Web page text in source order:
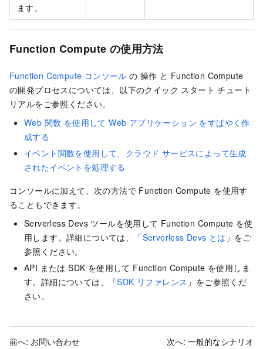
ます。
Function Compute の使用方法
Function Compute コンソール の 操作 と Function Compute
の開発プロセスについては、以下のクイック スタート チュート
リアルをご参照ください。
Web 関数 を使用して Web アプリケーション をすばやく作
成する
イベント関数を使用して、クラウド サービスによって生成
されたイベントを処理する
コンソールに加えて、次の方法で Function Compute を使用す
ることもできます。
Serverless Devs ツールを使用して Function Compute を使
用します。詳細については、「Serverless Devs とは 」をご
参照ください。
API またはSDK を使用して Function Compute を使用しま
す。詳細については、「SDK リファレンス 」をご参照くだ
さい。
前へ: お問い合わせ 次へ: 一般的なシナリオ